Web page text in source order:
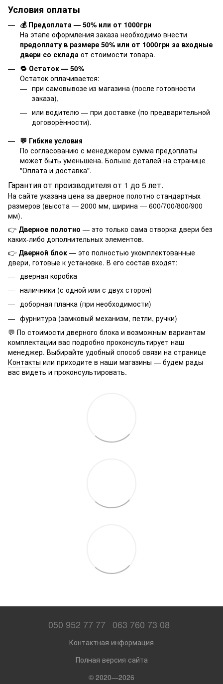
Условия оплаты
💰 Предоплата — 50% или от 1000грн
На этапе оформления заказа необходимо внести
предоплату в размере 50% или от 1000грн за входные
двери со склада от стоимости товара.
🔁 Остаток — 50%
Остаток оплачивается:
при самовывозе из магазина (после готовности
заказа),
или водителю — при доставке (по предварительной
договорённости).
💬 Гибкие условия
По согласованию с менеджером сумма предоплаты
может быть уменьшена. Больше деталей на странице
"Оплата и доставка".
Гарантия от производителя от 1 до 5 лет.
На сайте указана цена за дверное полотно стандартных
размеров (высота — 2000 мм, ширина — 600/700/800/900
мм).
👉 Дверное полотно — это только сама створка двери без
каких-либо дополнительных элементов.
👉 Дверной блок — это полностью укомплектованные
двери, готовые к установке. В его состав входят:
дверная коробка
наличники (с одной или с двух сторон)
доборная планка (при необходимости)
фурнитура (замковый механизм, петли, ручки)
💬 По стоимости дверного блока и возможным вариантам
комплектации вас подробно проконсультирует наш
менеджер. Выбирайте удобный способ связи на странице
Контакты или приходите в наши магазины — будем рады
вас видеть и проконсультировать.
050 952 77 77 063 760 73 08
Контактная информация
Полная версия сайта
© 2020—2026